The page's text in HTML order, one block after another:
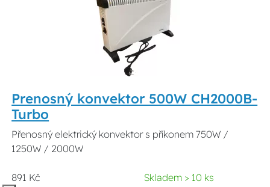
Prenosný konvektor 500W CH2000B-
Turbo
Přenosný elektrický konvektor s příkonem 750W /
1250W / 2000W
891 Kč
Skladem > 10 ks